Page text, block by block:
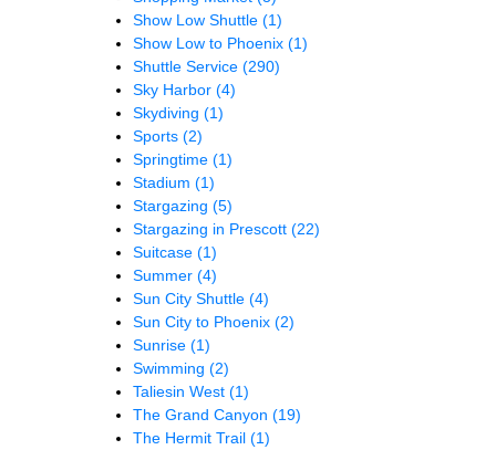
Show Low Shuttle (1)
Show Low to Phoenix (1)
Shuttle Service (290)
Sky Harbor (4)
Skydiving (1)
Sports (2)
Springtime (1)
Stadium (1)
Stargazing (5)
Stargazing in Prescott (22)
Suitcase (1)
Summer (4)
Sun City Shuttle (4)
Sun City to Phoenix (2)
Sunrise (1)
Swimming (2)
Taliesin West (1)
The Grand Canyon (19)
The Hermit Trail (1)